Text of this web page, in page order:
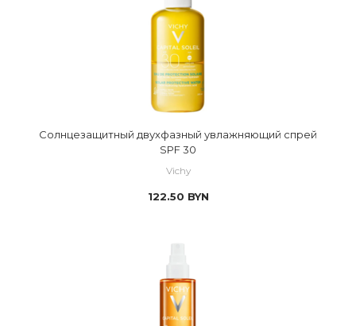
Солнцезащитный двухфазный увлажняющий спрей
SPF 30
Vichy
122.50 BYN